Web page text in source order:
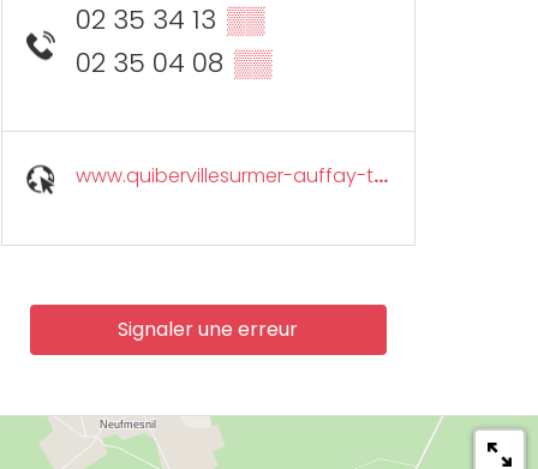
02 35 34 13 ▒▒
02 35 04 08 ▒▒
www.quibervillesurmer-auffay-tourisme.com
Signaler une erreur